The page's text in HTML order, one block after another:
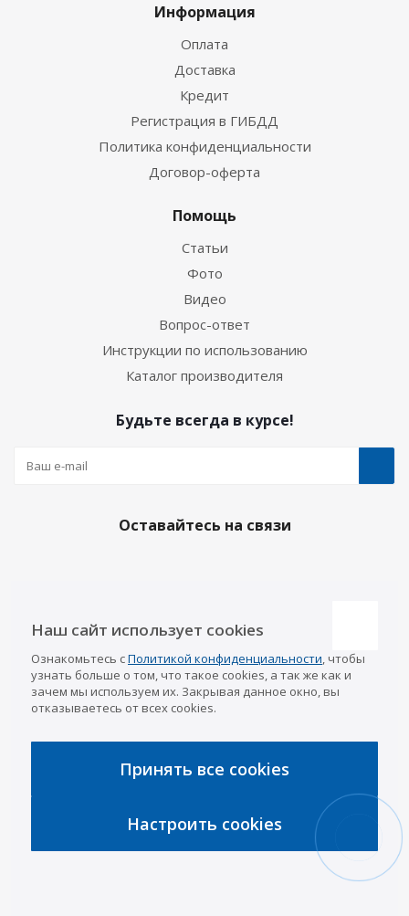
Информация
Оплата
Доставка
Кредит
Регистрация в ГИБДД
Политика конфиденциальности
Договор-оферта
Помощь
Статьи
Фото
Видео
Вопрос-ответ
Инструкции по использованию
Каталог производителя
Будьте всегда в курсе!
Оставайтесь на связи
Казань
8 (843) 207-03-08
Уфа
8 (347) 258-84-87
8 (8352) 38-88-37
Интернет-магазин
info@a-pricep.ru
Наш сайт использует cookies
Ознакомьтесь сПолитикой конфиденциальности, чтобы
узнать больше о том, что такое cookies, а так же как и
зачем мы используем их. Закрывая данное окно, вы
отказываетесь от всех cookies.
Принять все cookies
Настроить cookies